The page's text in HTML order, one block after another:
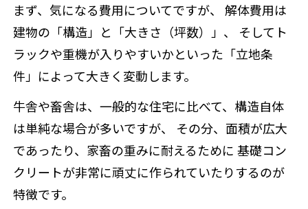
まず、気になる費用についてですが、 解体費用は
建物の「構造」と「大きさ（坪数）」、 そしてト
ラックや重機が入りやすいかといった「立地条
件」によって大きく変動します。
牛舎や畜舎は、一般的な住宅に比べて、構造自体
は単純な場合が多いですが、 その分、面積が広大
であったり、家畜の重みに耐えるために 基礎コン
クリートが非常に頑丈に作られていたりするのが
特徴です。